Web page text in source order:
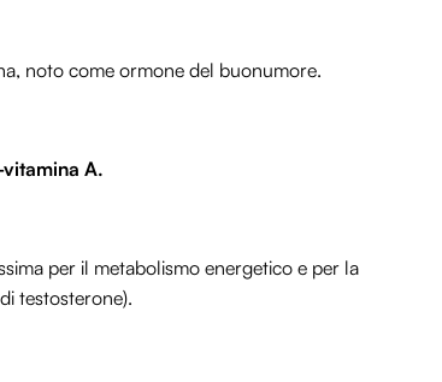
noto come ormone del buonumore.
A.
per il metabolismo energetico e per la
testosterone).